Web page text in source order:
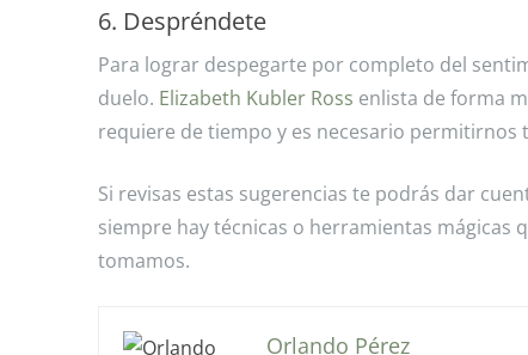
6. Despréndete
Para lograr despegarte por completo del
duelo. Elizabeth Kubler Ross enlista de forma
requiere de tiempo y es necesario permitirnos
Si revisas estas sugerencias te podrás dar
siempre hay técnicas o herramientas mágicas
tomamos.
Orlando Pérez